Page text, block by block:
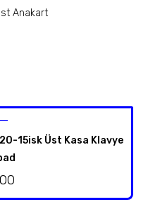
Anakart
15isk Üst Kasa Klavye